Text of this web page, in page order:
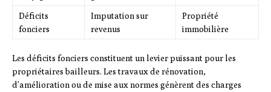
Déficits
fonciers
Imputation sur
revenus
Propriété
immobilière
Les déficits fonciers constituent un levier puissant pour les
propriétaires bailleurs. Les travaux de rénovation,
d’amélioration ou de mise aux normes génèrent des charges